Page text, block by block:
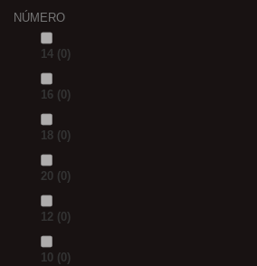
NÚMERO
14 (0)
16 (0)
18 (0)
20 (0)
12 (0)
10 (0)